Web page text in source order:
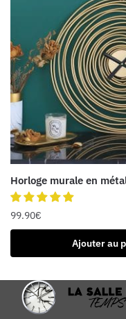
Horloge murale en
99.90€
Ajouter au